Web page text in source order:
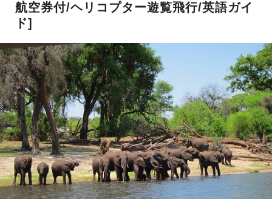
航空券付/ヘリコプター遊覧飛行/英語ガイ
ド]